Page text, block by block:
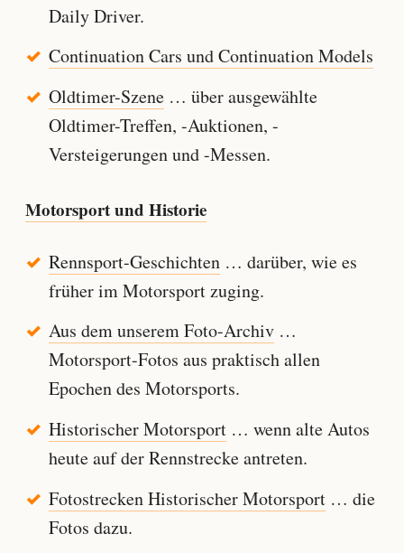
Daily Driver.
Continuation Cars und Continuation Models
Oldtimer-Szene… über ausgewählte
Oldtimer-Treffen, -Auktionen, -
Versteigerungen und -Messen.
Motorsport und Historie
Rennsport-Geschichten… darüber, wie es
früher im Motorsport zuging.
Aus dem unserem Foto-Archiv…
Motorsport-Fotos aus praktisch allen
Epochen des Motorsports.
Historischer Motorsport… wenn alte Autos
heute auf der Rennstrecke antreten.
Fotostrecken Historischer Motorsport… die
Fotos dazu.